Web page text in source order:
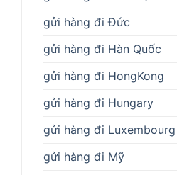
gửi hàng đi Đức
gửi hàng đi Hàn Quốc
gửi hàng đi HongKong
gửi hàng đi Hungary
gửi hàng đi Luxembourg
gửi hàng đi Mỹ